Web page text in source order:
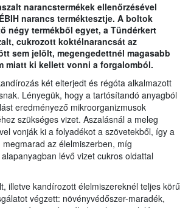
narancstermékek ellenőrzésével
narancs terméktesztje. A boltok
négy termékből egyet, a Tündérkert
cukrozott koktélnarancsát az
sem jelölt, megengedettnél magasabb
miatt ki kellett vonni a forgalomból.
két elterjedt és régóta alkalmazott
Lényegük, hogy a tartósítandó anyagból
eredményező mikroorganizmusok
szükséges vizet. Aszalásnál a meleg
vonják ki a folyadékot a szövetekből, így a
az élelmiszerben, míg
lévő vizet cukros oldattal
illetve kandírozott élelmiszereknél teljes körű
végzett: növényvédőszer-maradék,